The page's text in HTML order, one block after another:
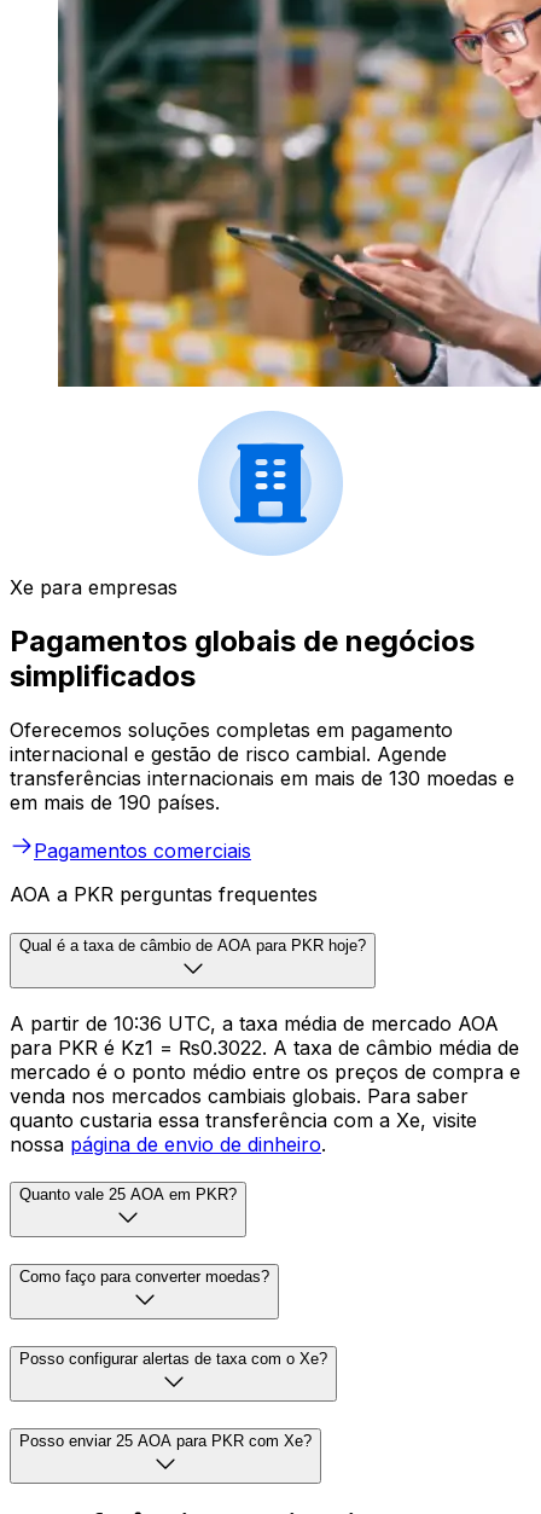
Xe para empresas
Pagamentos globais de negócios
simplificados
Oferecemos soluções completas em pagamento
internacional e gestão de risco cambial. Agende
transferências internacionais em mais de 130 moedas e
em mais de 190 países.
Pagamentos comerciais
AOA a PKR perguntas frequentes
Qual é a taxa de câmbio de AOA para PKR hoje?
A partir de 10:36 UTC, a taxa média de mercado AOA
para PKR é Kz1 = ₨0.3022. A taxa de câmbio média de
mercado é o ponto médio entre os preços de compra e
venda nos mercados cambiais globais. Para saber
quanto custaria essa transferência com a Xe, visite
nossa página de envio de dinheiro.
Quanto vale 25 AOA em PKR?
Como faço para converter moedas?
Posso configurar alertas de taxa com o Xe?
Posso enviar 25 AOA para PKR com Xe?